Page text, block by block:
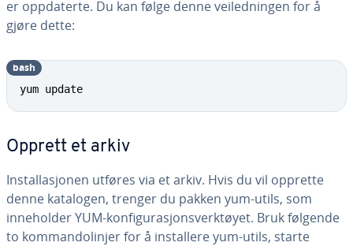
er oppdaterte. Du kan følge denne veiledningen for å
gjøre dette:
yum update
bash
Opprett et arkiv
Installasjonen utføres via et arkiv. Hvis du vil opprette
denne katalogen, trenger du pakken yum-utils, som
inneholder YUM-konfigurasjonsverktøyet. Bruk følgende
to kommandolinjer for å installere yum-utils, starte